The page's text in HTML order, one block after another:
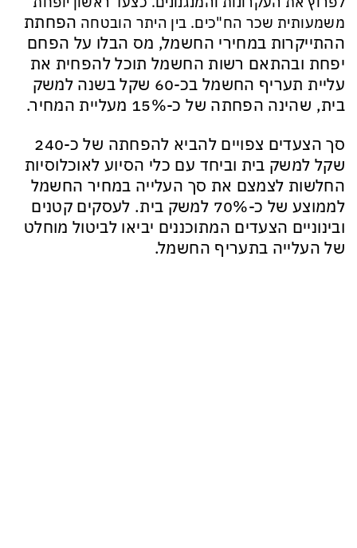
משמעותית שכר הח"כים. בין היתר הובטחה הפחתת
ההתייקרות במחירי החשמל, מס הבלו על הפחם
יפחת ובהתאם רשות החשמל תוכל להפחית את
עליית תעריף החשמל בכ-60 שקל בשנה למשק
בית, שהינה הפחתה של כ-15% מעליית המחיר.
סך הצעדים צפויים להביא להפחתה של כ-240
שקל למשק בית וביחד עם כלי הסיוע לאוכלוסיות
החלשות לצמצם את סך העלייה במחיר החשמל
לממוצע של כ-70% למשק בית. לעסקים קטנים
ובינוניים הצעדים המתוכננים יביאו לביטול מוחלט
של העלייה בתעריף החשמל.